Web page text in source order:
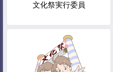
文化祭実行委員